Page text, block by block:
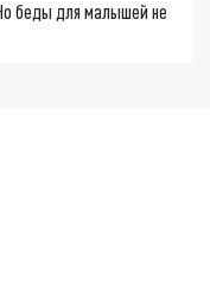
беды для малышей не